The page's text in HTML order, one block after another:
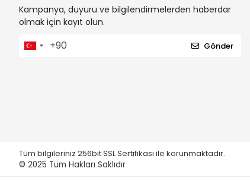
Kampanya, duyuru ve bilgilendirmelerden haberdar
olmak için kayıt olun.
Gönder
Tüm bilgileriniz 256bit SSL Sertifikası ile korunmaktadır.
© 2025 Tüm Hakları Saklıdır